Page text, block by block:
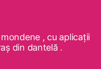
, cu aplicaţii
din dantelă .